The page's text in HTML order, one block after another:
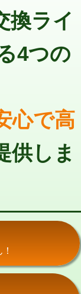
円
円
円
円
円～
円+材料費
円+材料費
換ライ
4つの
心で高
供しま